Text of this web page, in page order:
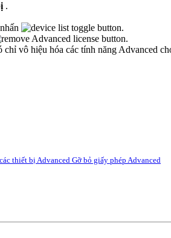
.
.
.
vô hiệu hóa các tính năng Advanced
thiết bị Advanced Gỡ bỏ giấy phép Advanced